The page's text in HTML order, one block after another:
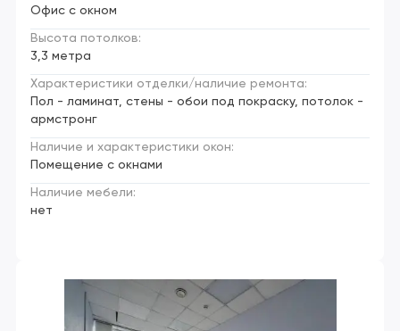
Офис с окном
Высота потолков:
3,3 метра
Характеристики отделки/наличие ремонта:
Пол - ламинат, стены - обои под покраску, потолок -
армстронг
Наличие и характеристики окон:
Помещение с окнами
Наличие мебели:
нет